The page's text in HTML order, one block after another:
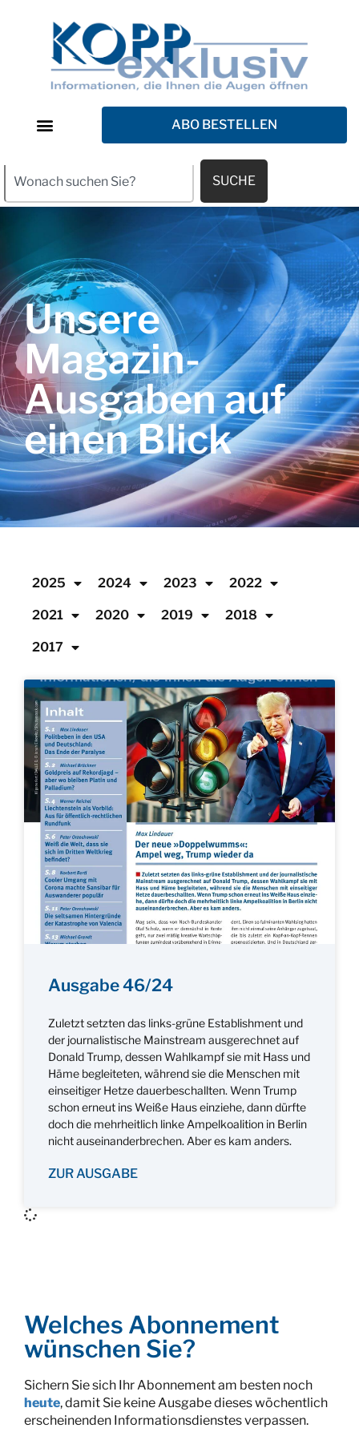
ABO BESTELLEN
SUCHE
Unsere
Magazin-
Ausgaben auf
einen Blick
2025 2024 2023 2022
2021 2020 2019 2018
2017
Ausgabe 46/24
Zuletzt setzten das links-grüne Establishment und
der journalistische Mainstream ausgerechnet auf
Donald Trump, dessen Wahlkampf sie mit Hass und
Häme begleiteten, während sie die Menschen mit
einseitiger Hetze dauerbeschallten. Wenn Trump
schon erneut ins Weiße Haus einziehe, dann dürfte
doch die mehrheitlich linke Ampelkoalition in Berlin
nicht auseinanderbrechen. Aber es kam anders.
ZUR AUSGABE
Welches Abonnement
wünschen Sie?
Sichern Sie sich Ihr Abonnement am besten noch
heute, damit Sie keine Ausgabe dieses wöchentlich
erscheinenden Informationsdienstes verpassen.